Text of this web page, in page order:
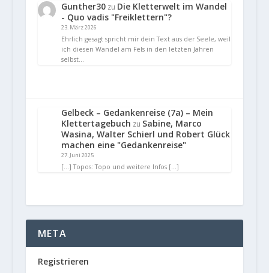
Gunther30zu Die Kletterwelt im Wandel
- Quo vadis "Freiklettern"?
23. März 2026
Ehrlich gesagt spricht mir dein Text aus der Seele, weil
ich diesen Wandel am Fels in den letzten Jahren
selbst…
Gelbeck – Gedankenreise (7a) – Mein
Klettertagebuch zu Sabine, Marco
Wasina, Walter Schierl und Robert Glück
machen eine "Gedankenreise"
27. Juni 2025
[…] Topos: Topo und weitere Infos […]
META
Registrieren